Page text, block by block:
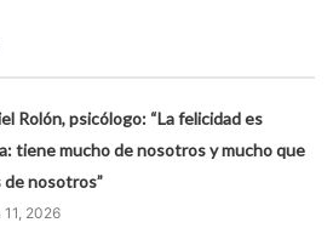
Rolón, psicólogo: “La felicidad es
tiene mucho de nosotros y mucho que
de nosotros”
11, 2026